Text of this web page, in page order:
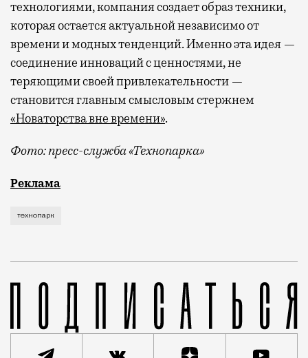
технологиями, компания создает образ техники,
которая остается актуальной независимо от
времени и модных тенденций. Именно эта идея —
соединение инноваций с ценностями, не
теряющими своей привлекательности —
становится главным смысловым стержнем
«Новаторства вне времени».
Фото: пресс-служба «Технопарка»
Рекламные кампании техники редко выходят за
Реклама
технопарк